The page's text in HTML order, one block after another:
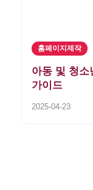
홈페이지제작
아동 및 청소
가이드
2025-04-23